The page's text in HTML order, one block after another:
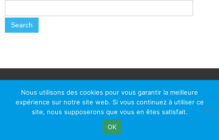
Mairie du Passage d'Agen, BP 7, place du Général de Gaulle, 47520
Le Passage d'Agen - Téléphone: +33 5 53 77 18 77
Nous utilisons des cookies pour vous garantir la meilleure
expérience sur notre site web. Si vous continuez à utiliser ce
site, nous supposerons que vous en êtes satisfait.
OK